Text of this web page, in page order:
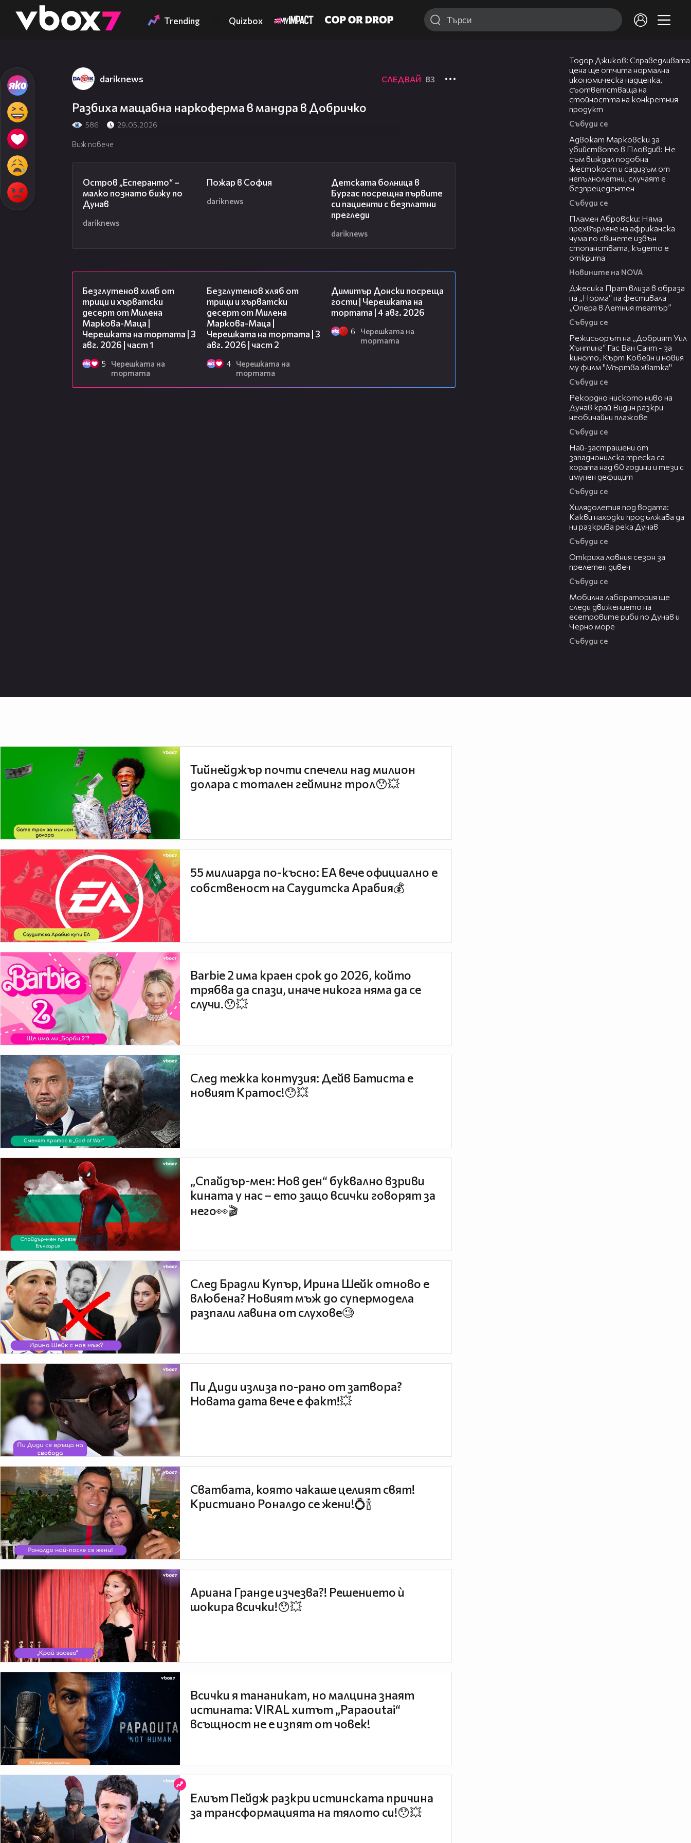
👾 Trending Quizbox
dariknews СЛЕДВАЙ 83
Разбиха мащабна наркоферма в мандра в Добричко
586 29.05.2026
Виж повече
Остров „Есперанто“ –
малко познато бижу по
Дунав
dariknews
Пожар в София
dariknews
Детската болница в
Бургас посрещна първите
си пациенти с безплатни
прегледи
dariknews
Безглутенов хляб от
трици и хърватски
десерт от Милена
Маркова-Маца |
Черешката на тортата | 3
авг. 2026 | част 1
5
Черешката на
тортата
Безглутенов хляб от
трици и хърватски
десерт от Милена
Маркова-Маца |
Черешката на тортата | 3
авг. 2026 | част 2
4
Черешката на
тортата
Димитър Донски посреща
гости | Черешката на
тортата | 4 авг. 2026
6
Черешката на
тортата
Тодор Джиков: Справедливата
цена ще отчита нормална
икономическа надценка,
съответстваща на
стойността на конкретния
продукт
Събуди се
Адвокат Марковски за
убийството в Пловдив: Не
съм виждал подобна
жестокост и садизъм от
непълнолетни, случаят е
безпрецедентен
Събуди се
Пламен Абровски: Няма
прехвърляне на африканска
чума по свинете извън
стопанствата, където е
открита
Новините на NOVA
Джесика Прат влиза в образа
на „Норма“ на фестивала
„Опера в Летния театър”
Събуди се
Режисьорът на „Добрият Уил
Хънтинг“ Гас Ван Сант - за
киното, Кърт Кобейн и новия
му филм "Мъртва хватка"
Събуди се
Рекордно ниското ниво на
Дунав край Видин разкри
необичайни плажове
Събуди се
Най-застрашени от
западнонилска треска са
хората над 60 години и тези с
имунен дефицит
Събуди се
Хилядолетия под водата:
Какви находки продължава да
ни разкрива река Дунав
Събуди се
Откриха ловния сезон за
прелетен дивеч
Събуди се
Мобилна лаборатория ще
следи движението на
есетровите риби по Дунав и
Черно море
Събуди се
Тийнейджър почти спечели над милион
долара с тотален гейминг трол😯💥
55 милиарда по-късно: EA вече официално е
собственост на Саудитска Арабия💰
Barbie 2 има краен срок до 2026, който
трябва да спази, иначе никога няма да се
случи.😯💥
След тежка контузия: Дейв Батиста е
новият Кратос!😯💥
„Спайдър-мен: Нов ден“ буквално взриви
кината у нас – ето защо всички говорят за
него👀🎬
След Брадли Купър, Ирина Шейк отново е
влюбена? Новият мъж до супермодела
разпали лавина от слухове🧐
Пи Диди излиза по-рано от затвора?
Новата дата вече е факт!💥
Сватбата, която чакаше целият свят!
Кристиано Роналдо се жени!💍🍾
Ариана Гранде изчезва?! Решението ѝ
шокира всички!😯💥
Всички я тананикат, но малцина знаят
истината: VIRAL хитът „Papaoutai“
всъщност не е изпят от човек!
Елиът Пейдж разкри истинската причина
за трансформацията на тялото си!😯💥